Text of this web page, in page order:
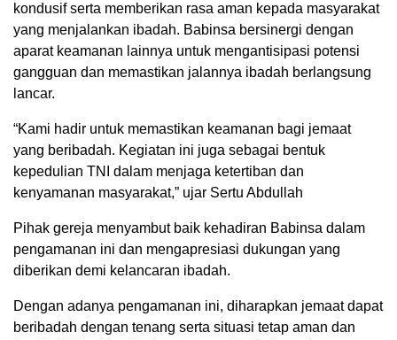
kondusif serta memberikan rasa aman kepada masyarakat
yang menjalankan ibadah. Babinsa bersinergi dengan
aparat keamanan lainnya untuk mengantisipasi potensi
gangguan dan memastikan jalannya ibadah berlangsung
lancar.
“Kami hadir untuk memastikan keamanan bagi jemaat
yang beribadah. Kegiatan ini juga sebagai bentuk
kepedulian TNI dalam menjaga ketertiban dan
kenyamanan masyarakat,” ujar Sertu Abdullah
Pihak gereja menyambut baik kehadiran Babinsa dalam
pengamanan ini dan mengapresiasi dukungan yang
diberikan demi kelancaran ibadah.
Dengan adanya pengamanan ini, diharapkan jemaat dapat
beribadah dengan tenang serta situasi tetap aman dan